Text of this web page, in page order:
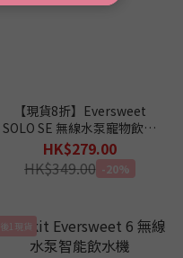
【現貨8折】Eversweet
SOLO SE 無線水泵寵物飲水
機 (雪白)
HK$279.00
HK$349.00 -20%
1現貨